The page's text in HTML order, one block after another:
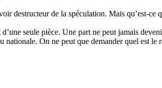
destructeur de la spéculation. Mais qu’est-ce
seule pièce. Une part ne peut jamais
nationale. On ne peut que demander quel est le